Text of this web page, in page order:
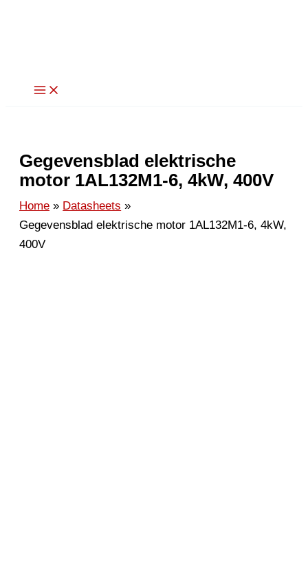
Gegevensblad elektrische
motor 1AL132M1-6, 4kW, 400V
Home
Datasheets
Gegevensblad elektrische motor 1AL132M1-6, 4kW,
400V